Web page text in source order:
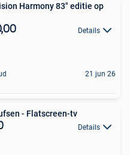
Harmony 83" editie op
Details
21 jun 26
- Flatscreen-tv
Details